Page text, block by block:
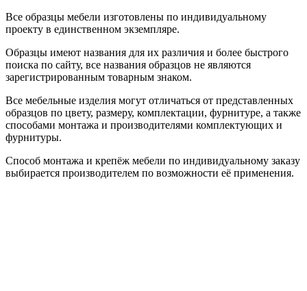
Все образцы мебели изготовлены по индивидуальному
проекту в единственном экземпляре.
Образцы имеют названия для их различия и более быстрого
поиска по сайту, все названия образцов не являются
зарегистрированным товарным знаком.
Все мебельные изделия могут отличаться от представленных
образцов по цвету, размеру, комплектации, фурнитуре, а также
способами монтажа и производителями комплектующих и
фурнитуры.
Способ монтажа и крепёж мебели по индивидуальному заказу
выбирается производителем по возможности её применения.